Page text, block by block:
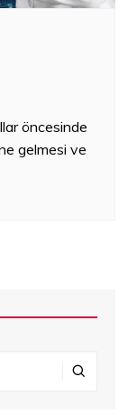
öncesinde
gelmesi ve